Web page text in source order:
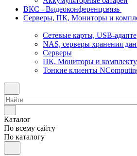
ВКС - Видеоконференцсвязь
Серверы, ПК, Мониторы и
Сетевые карты, USB-
NAS, серверы хранения
Серверы
ПК, Мониторы и
Тонкие клиенты
Каталог
По всему сайту
По каталогу